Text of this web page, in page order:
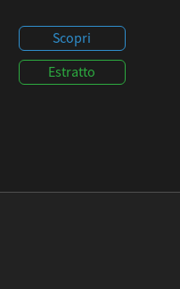
Scopri
Estratto